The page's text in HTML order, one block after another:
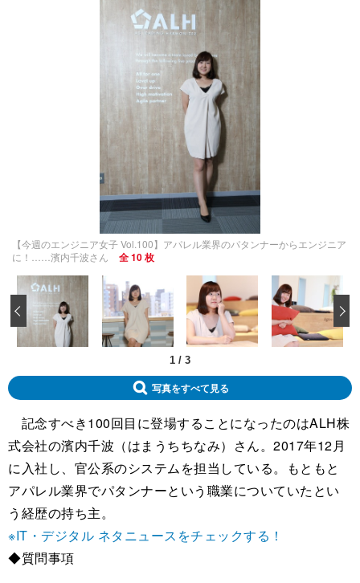
【今週のエンジニア女子 Vol.100】アパレル業界のパタンナーからエンジニア
に！……濱内千波さん
全 10 枚
1 / 3
‹
写真をすべて見る
記念すべき100回目に登場することになったのはALH株
式会社の濱内千波（はまうちちなみ）さん。2017年12月
に入社し、官公系のシステムを担当している。もともと
アパレル業界でパタンナーという職業についていたとい
う経歴の持ち主。
※IT・デジタル ネタニュースをチェックする！
◆質問事項